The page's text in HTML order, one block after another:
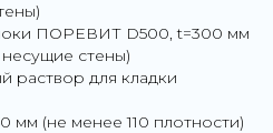
ПОРЕВИТ D500, t=300 мм
стены)
раствор для кладки
мм (не менее 110 плотности)